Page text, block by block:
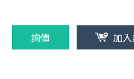
詢價 加